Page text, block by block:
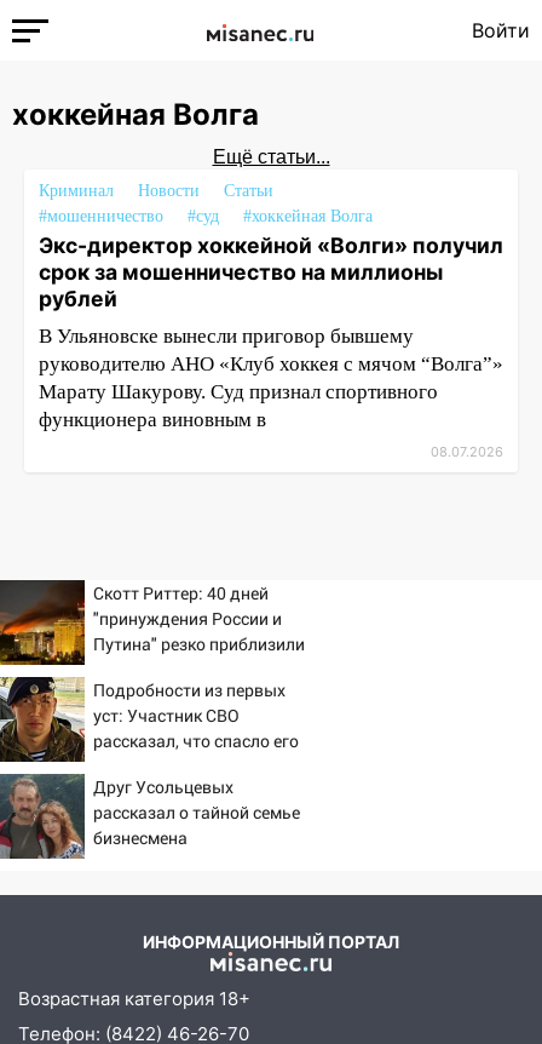
Войти
хоккейная Волга
Ещё статьи...
Криминал Новости
Статьи
#мошенничество
#суд #хоккейная Волга
Экс-директор хоккейной «Волги» получил
срок за мошенничество на миллионы
рублей
В Ульяновске вынесли приговор бывшему
руководителю АНО «Клуб хоккея с мячом “Волга”»
Марату Шакурову. Суд признал спортивного
функционера виновным в
08.07.2026
Скотт Риттер: 40 дней
"принуждения России и
Путина" резко приблизили
Подробности из первых
уст: Участник СВО
рассказал, что спасло его
Друг Усольцевых
рассказал о тайной семье
бизнесмена
ИНФОРМАЦИОННЫЙ ПОРТАЛ
Возрастная категория 18+
Телефон: (8422) 46-26-70